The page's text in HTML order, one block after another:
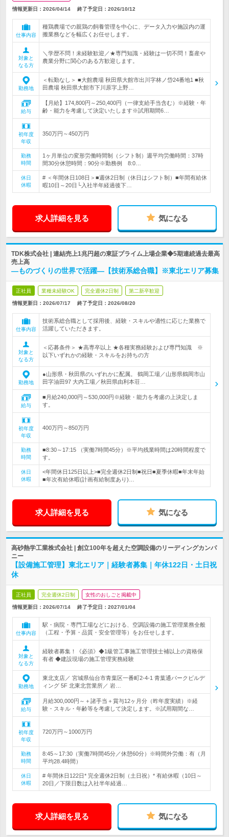
情報更新日：2026/04/14 終了予定日： 2026/10/12
仕事内容
種鶏農場での親鶏の飼養管理を中心に、データ入力や施設内の運
搬業務などを幅広くお任せします。
対象と
なる方
＼学歴不問！未経験歓迎／★専門知識・経験は一切不問！畜産や
農業分野に関心のある方歓迎します。
勤務地
＜転勤なし＞ ■大館農場 秋田県大館市出川字林ノ岱24番地1 ■秋
田農場 秋田県大館市下川原字上野…
給与
【月給】174,800円～250,400円（一律支給手当含む）※経験・年
齢・能力を考慮して決定いたします※試用期間6…
初年度
年収
350万円～450万円
勤務
時間
1ヶ月単位の変形労働時間制（シフト制）週平均労働時間：37時
間30分休憩時間：90分※勤務例 8:0…
休日
休暇
# ＜年間休日108日＞■週休2日制（休日はシフト制）■年間有給休
暇10日～20日└入社半年経過後下…
求人詳細を見る 気になる
TDK株式会社 | 連結売上1兆円超の東証プライム上場企業◆5期連続過去最高
売上高
―ものづくりの世界で活躍―【技術系総合職】※東北エリア募集
正社員 業種未経験OK 完全週休2日制 第二新卒歓迎
情報更新日：2026/07/17 終了予定日： 2026/08/20
仕事内容
技術系総合職として採用後、経験・スキルや適性に応じた業務で
活躍していただきます。
対象と
なる方
＜応募条件＞ ★高専卒以上 ★各種実務経験および専門知識 ※
以下いずれかの経験・スキルをお持ちの方
勤務地
●山形県・秋田県のいずれかに配属。 鶴岡工場／山形県鶴岡市山
田字油田97 大内工場／秋田県由利本荘…
給与
■月給240,000円～530,000円※経験・能力を考慮の上決定しま
す。
初年度
年収
400万円～850万円
勤務
時間
■8:30～17:15 （実働7時間45分）※平均残業時間は20時間程度で
す。
休日
休暇
<年間休日125日以上>■完全週休2日制■祝日■夏季休暇■年末年始
■年次有給休暇(計画有給制度あり)…
求人詳細を見る 気になる
高砂熱学工業株式会社 | 創立100年を超えた空調設備のリーディングカンパ
ニー
【設備施工管理】東北エリア｜経験者募集｜年休122日・土日祝
休
正社員 完全週休2日制 女性のおしごと掲載中
情報更新日：2026/07/14 終了予定日： 2027/01/04
仕事内容
駅・病院・専門工場などにおける、空調設備の施工管理業務全般
（工程・予算・品質・安全管理等）をお任せします。
対象と
なる方
経験者募集！《必須》◆1級管工事施工管理技士補以上の資格保
有者 ◆建設現場の施工管理実務経験
勤務地
東北支店／ 宮城県仙台市青葉区一番町2-4-1 青葉通パークビルデ
ィング 5F 北東北営業所／ 岩…
給与
月給300,000円～＋諸手当＋賞与12ヶ月分（昨年度実績）※経
験・スキル・年齢等を考慮して決定します。※試用期間な…
初年度
年収
720万円～1000万円
勤務
時間
8:45～17:30（実働7時間45分／休憩60分）※時間外労働：有（月
平均28.4時間）
休日
休暇
# 年間休日122日* 完全週休2日制（土日祝）* 有給休暇（10日～
20日／下限日数は入社半年経過…
求人詳細を見る 気になる